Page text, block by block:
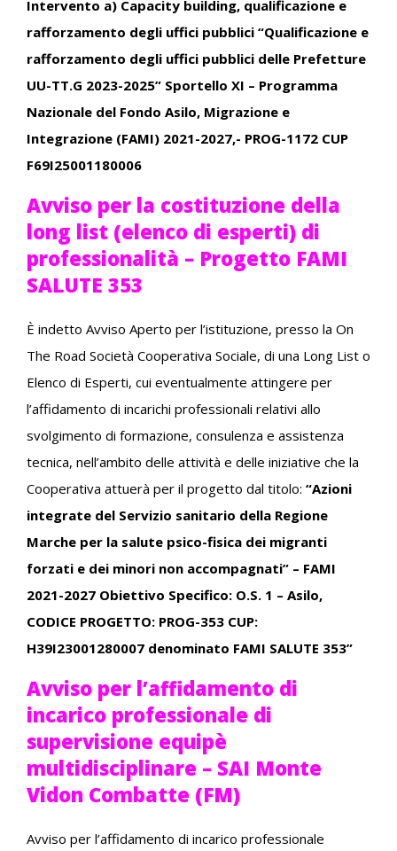
Intervento a) Capacity building, qualificazione e
rafforzamento degli uffici pubblici “Qualificazione e
rafforzamento degli uffici pubblici delle Prefetture
UU-TT.G 2023-2025” Sportello XI – Programma
Nazionale del Fondo Asilo, Migrazione e
Integrazione (FAMI) 2021-2027,- PROG-1172 CUP
F69I25001180006
Avviso per la costituzione della
long list (elenco di esperti) di
professionalità – Progetto FAMI
SALUTE 353
È indetto Avviso Aperto per l’istituzione, presso la On
The Road Società Cooperativa Sociale, di una Long List o
Elenco di Esperti, cui eventualmente attingere per
l’affidamento di incarichi professionali relativi allo
svolgimento di formazione, consulenza e assistenza
tecnica, nell’ambito delle attività e delle iniziative che la
Cooperativa attuerà per il progetto dal titolo: “Azioni
integrate del Servizio sanitario della Regione
Marche per la salute psico-fisica dei migranti
forzati e dei minori non accompagnati” – FAMI
2021-2027 Obiettivo Specifico: O.S. 1 – Asilo,
CODICE PROGETTO: PROG-353 CUP:
H39I23001280007 denominato FAMI SALUTE 353”
Avviso per l’affidamento di
incarico professionale di
supervisione equipè
multidisciplinare – SAI Monte
Vidon Combatte (FM)
Avviso per l’affidamento di incarico professionale